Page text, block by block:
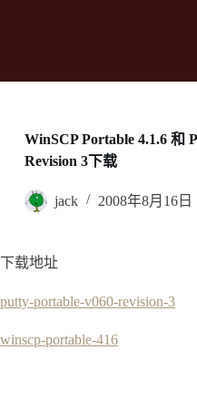
WinSCP Portable 4.1.6 和
Revision 3下载
jack 2008年8月16日
下载地址
putty-portable-v060-revision-3
winscp-portable-416